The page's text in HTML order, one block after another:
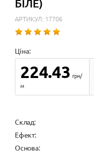
БІЛЕ)
АРТИКУЛ: 17706
Ціна:
224.43 грн/
м
Cклад:
Ефект:
Основа: